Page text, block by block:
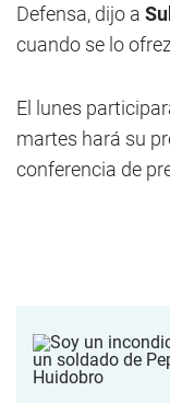
Defensa, dijo a
cuando se lo
El lunes
martes hará su
conferencia de